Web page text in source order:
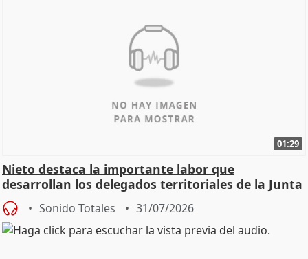
01:29
Nieto destaca la importante labor que
desarrollan los delegados territoriales de la Junta
Sonido Totales 31/07/2026